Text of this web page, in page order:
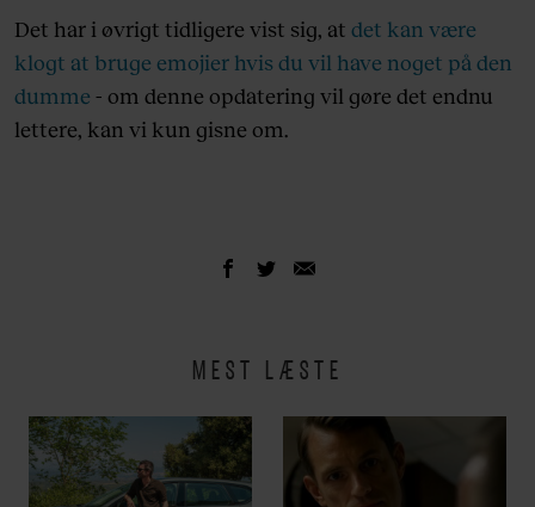
Det har i øvrigt tidligere vist sig, at det kan være
klogt at bruge emojier hvis du vil have noget på den
dumme - om denne opdatering vil gøre det endnu
lettere, kan vi kun gisne om.
MEST LÆSTE